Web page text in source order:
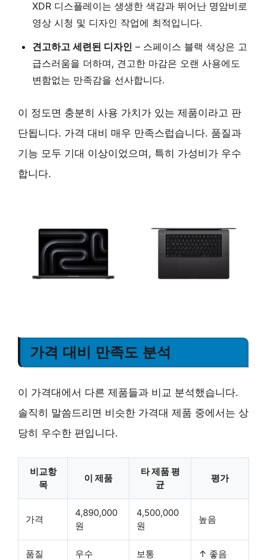
XDR 디스플레이는 생생한 색감과 뛰어난 명암비로
영상 시청 및 디자인 작업에 최적입니다.
견고하고 세련된 디자인 – 스페이스 블랙 색상은 고
급스러움을 더하며, 견고한 마감은 오랜 사용에도
변함없는 만족감을 선사합니다.
이 정도면 충분히 사용 가치가 있는 제품이라고 판
단됩니다. 가격 대비 매우 만족스럽습니다. 품질과
기능 모두 기대 이상이었으며, 특히 가성비가 우수
합니다.
가격 대비 만족도 분석
이 가격대에서 다른 제품들과 비교 분석했습니다.
솔직히 말씀드리면 비슷한 가격대 제품 중에서는 상
당히 우수한 편입니다.
비교항
목
이 제품
타 제품 평
균
평가
가격
4,890,000
원
4,500,000
원
높음
품질 우수 보통 ↑ 좋음